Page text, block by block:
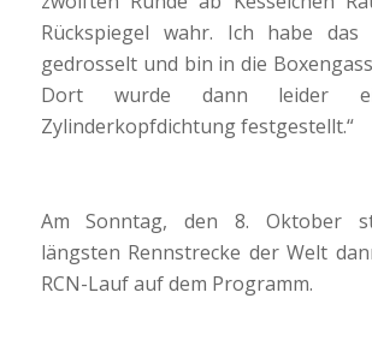
Rückspiegel wahr. Ich habe das
gedrosselt und bin in die
Dort wurde dann leider
Zylinderkopfdichtung festgestellt.“
Am Sonntag, den 8. Oktober
längsten Rennstrecke der Welt
RCN-Lauf auf dem Programm.